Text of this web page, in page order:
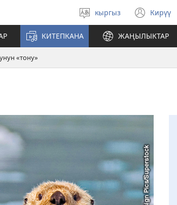
Тилди
тандаңыз
кыргыз Кирүү
(жаңы
терезе
ачат)
КИТЕПКАНА ЖАҢЫЛЫКТАР
«тону»